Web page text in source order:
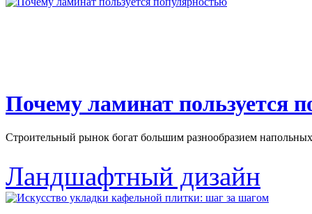
Почему ламинат пользуется
Строительный рынок богат большим разнообразием
Ландшафтный дизайн